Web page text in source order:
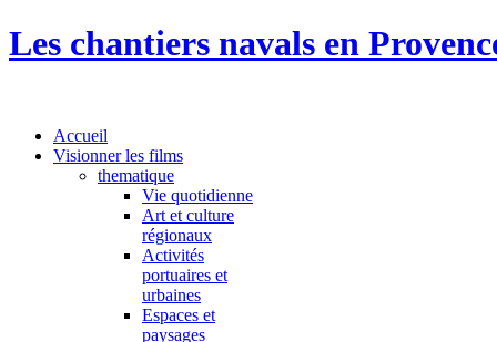
Les chantiers navals en
Accueil
Visionner les films
thematique
Vie quotidienne
Art et culture
régionaux
Activités
portuaires et
urbaines
Espaces et
paysages